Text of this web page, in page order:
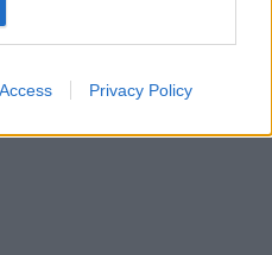
Privacy Policy